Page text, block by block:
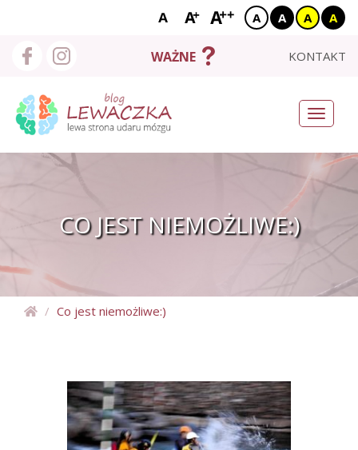
A A A A
WAŻNE KONTAKT
X
START
BLOG
UDAROWCY
WYSZUKAJ
Toggle
CO JEST NIEMOŻLIWE:)
Co jest niemożliwe:)